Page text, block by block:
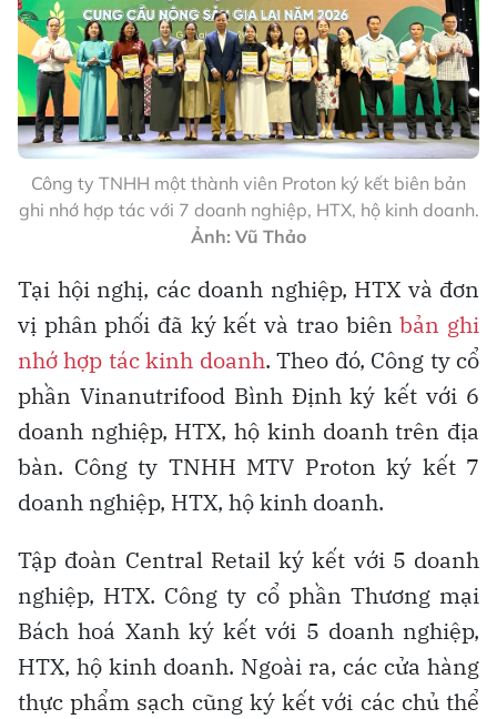
Công ty TNHH một thành viên Proton ký kết biên bản
ghi nhớ hợp tác với 7 doanh nghiệp, HTX, hộ kinh doanh.
Ảnh: Vũ Thảo
Tại hội nghị, các doanh nghiệp, HTX và đơn
vị phân phối đã ký kết và trao biênbản ghi
nhớ hợp tác kinh doanh. Theo đó, Công ty cổ
phần Vinanutrifood Bình Định ký kết với 6
doanh nghiệp, HTX, hộ kinh doanh trên địa
bàn. Công ty TNHH MTV Proton ký kết 7
doanh nghiệp, HTX, hộ kinh doanh.
Tập đoàn Central Retail ký kết với 5 doanh
nghiệp, HTX. Công ty cổ phần Thương mại
Bách hoá Xanh ký kết với 5 doanh nghiệp,
HTX, hộ kinh doanh. Ngoài ra, các cửa hàng
thực phẩm sạch cũng ký kết với các chủ thể